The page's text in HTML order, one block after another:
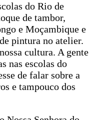
do Rio de
de tambor,
e Moçambique e
pintura no atelier.
cultura. A gente
nas escolas do
de falar sobre a
e tampouco dos